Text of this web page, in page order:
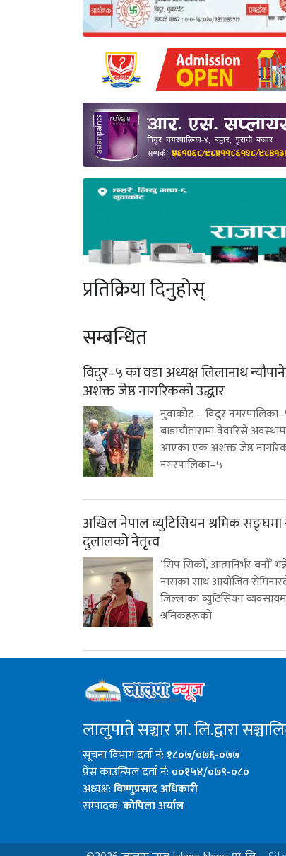
प्रतिक्रिया दिनुहोस्
सम्बन्धित
विदुर–५ का वडा अध्यक्ष लिलानाथ
अशक्त जेष्ठ नागरिकको उद्धार
नुवाकोट – विदुर
बाडाचौतारामा वेवारिसे
आएका एक अशक्त जेष्ठ
नगरपालिका–५
अखिल नेपाल ब्युटिसियन श्रमिक
दुलालको नेतृत्व
‘सिप सिकौँ, आत्मनिर्भर बनौँ’
नाराका साथ आयोजित
जिल्लाका ब्युटिसियन
श्रमिकहरूको
लालुपाते सञ्चार प्रा. लि.द्वारा
सूचना विभाग दर्ता नं: १८०७/०७६-०७७
प्रेस काउन्सिल दर्ता नं: ००१५४/०७९-०८०
अध्यक्ष:विष्णुप्रसाद अधिकारी
सम्पादक:कोपिला अर्याल